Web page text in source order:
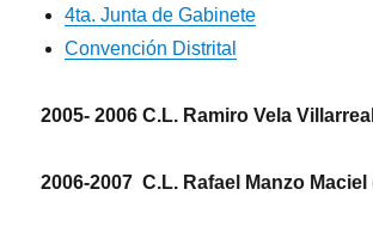
4ta. Junta de Gabinete
Convención Distrital
2005- 2006 C.L. Ramiro Vela Villarreal
2006-2007 C.L. Rafael Manzo Maciel